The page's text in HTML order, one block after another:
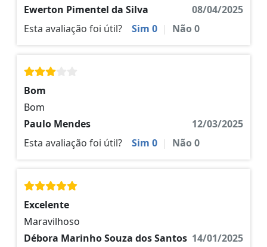
Ewerton Pimentel da Silva
08/04/2025
Esta avaliação foi útil?
Sim 0 | Não0
Bom
Bom
Paulo Mendes
12/03/2025
Esta avaliação foi útil?
Sim 0 | Não0
Excelente
Maravilhoso
Débora Marinho Souza dos Santos 14/01/2025